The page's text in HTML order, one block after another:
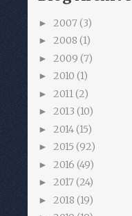
► 2007 (3)
► 2008 (1)
► 2009 (7)
► 2010 (1)
► 2011 (2)
► 2013 (10)
► 2014(15)
► 2015 (92)
► 2016 (49)
► 2017 (24)
► 2018 (19)